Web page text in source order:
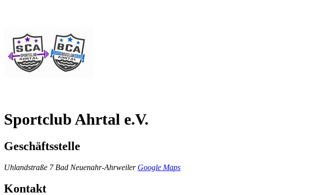
Sportclub Ahrtal e.V.
Geschäftsstelle
Uhlandstraße 7Bad Neuenahr-Ahrweiler Google Maps
Kontakt